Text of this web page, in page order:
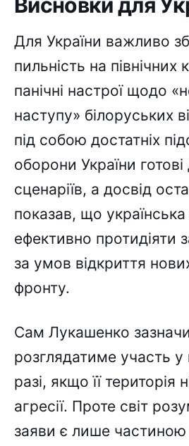
Для України важливо
пильність на
панічні настрої щодо
наступу» білоруських
під собою достатніх
оборони України
сценаріїв, а досвід
показав, що
ефективно протидіяти
за умов відкриття
фронту.
Сам Лукашенко
розглядатиме участь у
разі, якщо її територія
агресії. Проте світ
заяви є лише